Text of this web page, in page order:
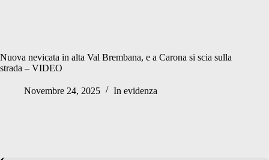
Nuova nevicata in alta Val Brembana, e a Carona si scia sulla
strada – VIDEO
Novembre 24, 2025 In evidenza